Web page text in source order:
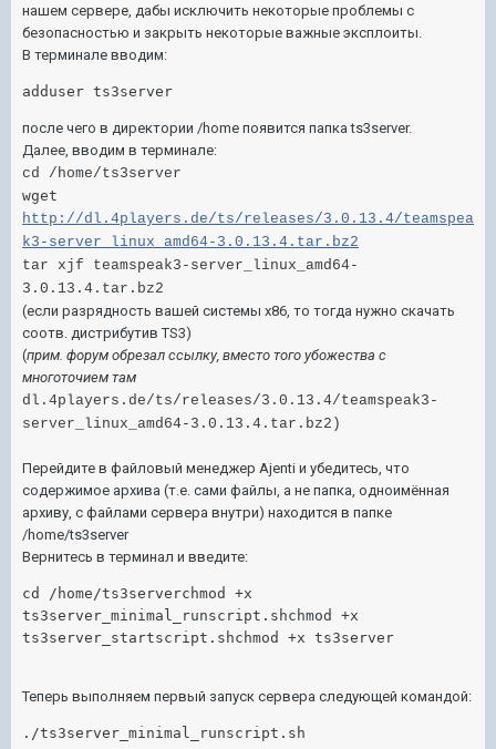
нашем сервере, дабы исключить некоторые проблемы с
безопасностью и закрыть некоторые важные эксплоиты.
В терминале вводим:
adduser ts3server
после чего в директории /home появится папка ts3server.
Далее, вводим в терминале:
cd /home/ts3server
http://dl.4players.de/ts/releases/3.0.13.4/teamspea
k3-server_linux_amd64-3.0.13.4.tar.bz2
tar xjf teamspeak3-server_linux_amd64-
3.0.13.4.tar.bz2
(если разрядность вашей системы х86, то тогда нужно скачать
соотв. дистрибутив TS3)
(прим. форум обрезал ссылку, вместо того убожества с
многоточием там
dl.4players.de/ts/releases/3.0.13.4/teamspeak3-
server_linux_amd64-3.0.13.4.tar.bz2)
Перейдите в файловый менеджер Ajenti и убедитесь, что
содержимое архива (т.е. сами файлы, а не папка, одноимённая
архиву, с файлами сервера внутри) находится в папке
/home/ts3server
Вернитесь в терминал и введите:
cd /home/ts3serverchmod +x
ts3server_minimal_runscript.shchmod +x
ts3server_startscript.shchmod +x ts3server
Теперь выполняем первый запуск сервера следующей командой:
./ts3server_minimal_runscript.sh